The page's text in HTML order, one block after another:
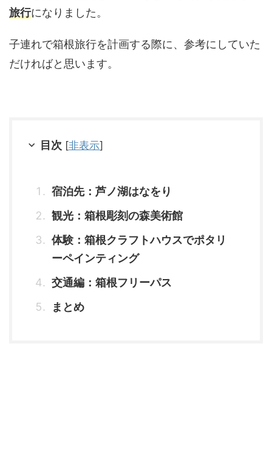
旅行になりました。
子連れで箱根旅行を計画する際に、参考にしていた
だければと思います。
目次 [非表示]
宿泊先：芦ノ湖はなをり
観光：箱根彫刻の森美術館
体験：箱根クラフトハウスでポタリ
ーペインティング
交通編：箱根フリーパス
まとめ